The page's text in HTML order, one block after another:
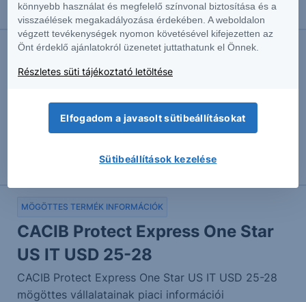
2025. február 28. 14:09
MÖGÖTTES TERMÉK INFORMÁCIÓK
Vontobel Express Note Pharma
HUF 25-28
Vontobel Express Note Pharma HUF 25-28
MÖGÖTTES TERMÉK INFORMÁCIÓK
CACIB Protect Express One Star
US IT USD 25-28
CACIB Protect Express One Star US IT USD 25-28
mögöttes vállalatainak piaci információi
könnyebb használat és megfelelő színvonal biztosítása és a
visszaélések megakadályozása érdekében. A weboldalon
végzett tevékenységek nyomon követésével kifejezetten az
Önt érdeklő ajánlatokról üzenetet juttathatunk el Önnek.
Részletes süti tájékoztató letöltése
Elfogadom a javasolt sütibeállításokat
Sütibeállítások kezelése